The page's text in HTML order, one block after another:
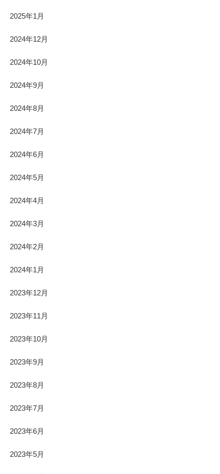
2025年1月
2024年12月
2024年10月
2024年9月
2024年8月
2024年7月
2024年6月
2024年5月
2024年4月
2024年3月
2024年2月
2024年1月
2023年12月
2023年11月
2023年10月
2023年9月
2023年8月
2023年7月
2023年6月
2023年5月